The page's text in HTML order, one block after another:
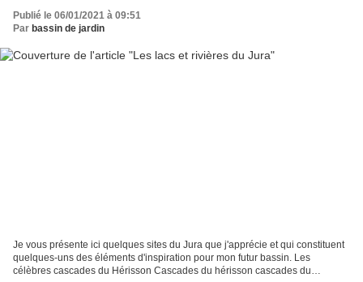
Publié le 06/01/2021 à 09:51
Par bassin de jardin
Je vous présente ici quelques sites du Jura que j'apprécie et qui constituent
quelques-uns des éléments d'inspiration pour mon futur bassin. Les
célèbres cascades du Hérisson Cascades du hérisson cascades du